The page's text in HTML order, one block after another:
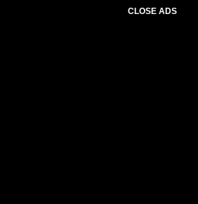
CLOSE ADS